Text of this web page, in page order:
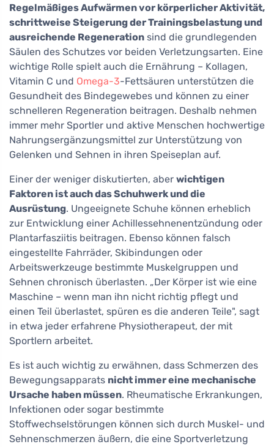
Regelmäßiges Aufwärmen vor körperlicher Aktivität,
schrittweise Steigerung der Trainingsbelastung und
ausreichende Regeneration sind die grundlegenden
Säulen des Schutzes vor beiden Verletzungsarten. Eine
wichtige Rolle spielt auch die Ernährung – Kollagen,
Vitamin C und Omega-3-Fettsäuren unterstützen die
Gesundheit des Bindegewebes und können zu einer
schnelleren Regeneration beitragen. Deshalb nehmen
immer mehr Sportler und aktive Menschen hochwertige
Nahrungsergänzungsmittel zur Unterstützung von
Gelenken und Sehnen in ihren Speiseplan auf.
Einer der weniger diskutierten, aber wichtigen
Faktoren ist auch das Schuhwerk und die
Ausrüstung. Ungeeignete Schuhe können erheblich
zur Entwicklung einer Achillessehnenentzündung oder
Plantarfasziitis beitragen. Ebenso können falsch
eingestellte Fahrräder, Skibindungen oder
Arbeitswerkzeuge bestimmte Muskelgruppen und
Sehnen chronisch überlasten. „Der Körper ist wie eine
Maschine – wenn man ihn nicht richtig pflegt und
einen Teil überlastet, spüren es die anderen Teile", sagt
in etwa jeder erfahrene Physiotherapeut, der mit
Sportlern arbeitet.
Es ist auch wichtig zu erwähnen, dass Schmerzen des
Bewegungsapparats nicht immer eine mechanische
Ursache haben müssen. Rheumatische Erkrankungen,
Infektionen oder sogar bestimmte
Stoffwechselstörungen können sich durch Muskel- und
Sehnenschmerzen äußern, die eine Sportverletzung